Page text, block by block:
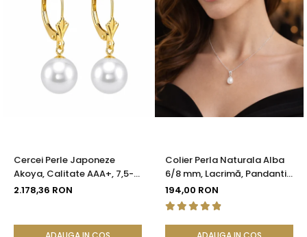
Cercei Perle Japoneze
Akoya, Calitate AAA+, 7,5-8
mm și Aur Galben 14K |
2.178,36 RON
Colier Perla Naturala Alba
6/8 mm, Lacrimă, Pandantiv
Argint 925 | KASKADDA®
194,00 RON